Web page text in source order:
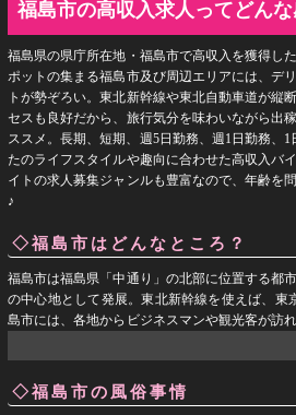
福島市の高収入求人ってどんな
福島県の県庁所在地・福島市で高収入を獲得し
ポットの集まる福島市及び周辺エリアには、デ
トが勢ぞろい。東北新幹線や東北自動車道が縦
セスも良好だから、旅行気分を味わいながら出
ススメ。長期、短期、週5日勤務、週1日勤務、
たのライフスタイルや趣向に合わせた高収入バ
イトの求人募集ジャンルも豊富なので、年齢を
♪
◇福島市はどんなところ？
福島市は福島県「中通り」の北部に位置する都
の中心地として発展。東北新幹線を使えば、東
島市には、各地からビジネスマンや観光客が訪
どの旧跡も残る、歴史ある城下町。市内には
や、信夫山の中腹の岸壁に掘られた「磨崖仏群
れた観光スポットがあります。福島市には「士
泉」などの名湯もあり、温泉・地酒・グルメに
◇福島市の風俗事情